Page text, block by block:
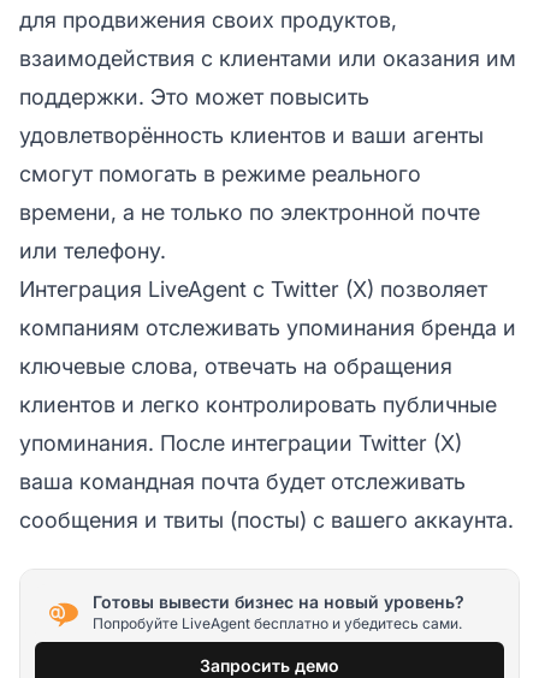
для продвижения своих продуктов,
взаимодействия с клиентами или оказания им
поддержки. Это может повысить
удовлетворённость клиентов и ваши агенты
смогут помогать в режиме реального
времени, а не только по электронной почте
или телефону.
Интеграция LiveAgent с Twitter (X) позволяет
компаниям отслеживать упоминания бренда и
ключевые слова, отвечать на обращения
клиентов и легко контролировать публичные
упоминания. После интеграции Twitter (X)
ваша командная почта будет отслеживать
сообщения и твиты (посты) с вашего аккаунта.
Готовы вывести бизнес на новый уровень?
Попробуйте LiveAgent бесплатно и убедитесь сами.
Запросить демо